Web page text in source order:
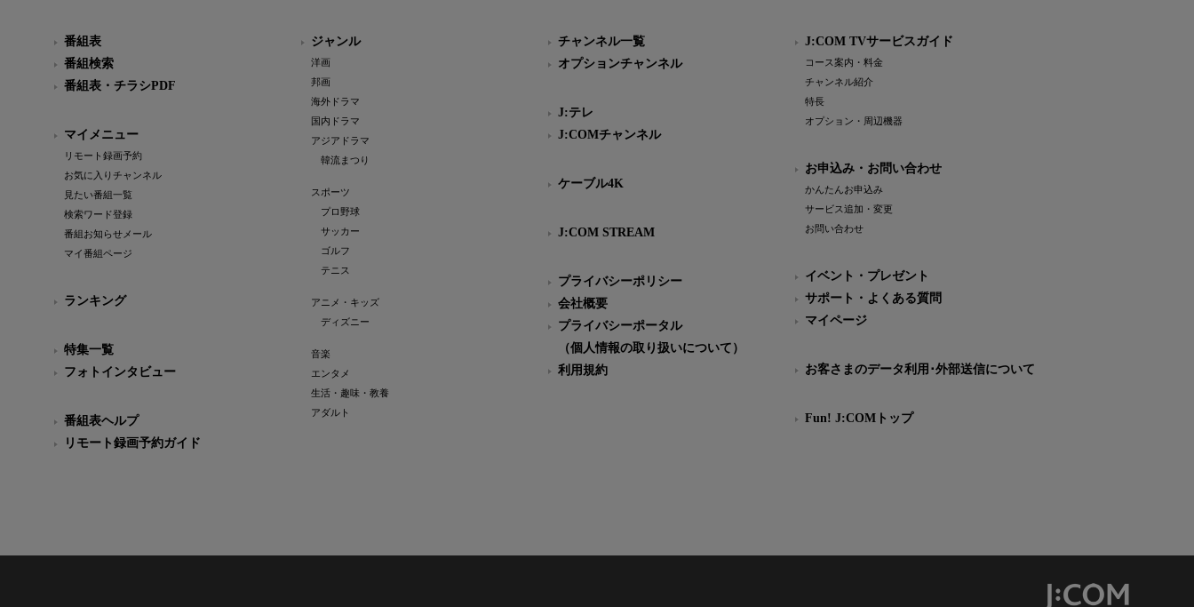
番組表
番組検索
番組表・チラシPDF
マイメニュー
リモート録画予約
お気に入りチャンネル
見たい番組一覧
検索ワード登録
番組お知らせメール
マイ番組ページ
ランキング
特集一覧
フォトインタビュー
番組表ヘルプ
リモート録画予約ガイド
ジャンル
洋画
邦画
海外ドラマ
国内ドラマ
アジアドラマ
韓流まつり
スポーツ
プロ野球
サッカー
ゴルフ
テニス
アニメ・キッズ
ディズニー
音楽
エンタメ
生活・趣味・教養
アダルト
チャンネル一覧
オプションチャンネル
J:テレ
J:COMチャンネル
ケーブル4K
J:COM STREAM
プライバシーポリシー
会社概要
プライバシーポータル
（個人情報の取り扱いについて）
利用規約
J:COM TVサービスガイド
コース案内・料金
チャンネル紹介
特長
オプション・周辺機器
お申込み・お問い合わせ
かんたんお申込み
サービス追加・変更
お問い合わせ
イベント・プレゼント
サポート・よくある質問
マイページ
お客さまのデータ利用･外部送信について
Fun! J:COMトップ